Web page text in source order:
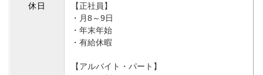
休日
【正社員】
・月8～9日
・年末年始
・有給休暇
【アルバイト・パート】